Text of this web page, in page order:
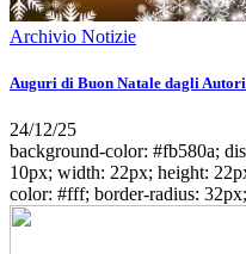
Archivio Notizie
Auguri di Buon Natale dagli
24/12/25
background-color: #fb580a;
10px; width: 22px; height:
color: #fff; border-radius: 32px;